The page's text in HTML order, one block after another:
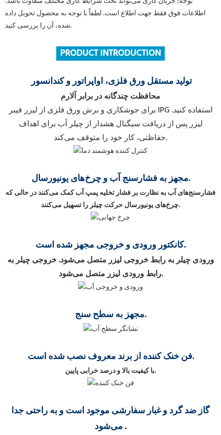
اطلاعات فوق فقط جهت اطلاع است. لطفاً با توجه به محصول تحویل داده
شده، آن را بررسی کنید.
PRODUCT INTRODUCTION
تولید مستقل ورق فلزی، اواپراتور و کندانسور
محافظت چندگانه در برابر آلارم
برای جوشکاری و برش ورق فلزی از لیزر فیبر IPG استفاده کنید.
لیزر پس از دریافت سیگنال هشدار از چیلر آب برای اهداف
حفاظتی، کار خود را متوقف می‌کند.
مجهز به فشارسنج آب و چرخ‌های یونیورسال.
فشارسنج‌های آب به نظارت بر فشار تخلیه پمپ آب کمک می‌کنند در حالی که
چرخ‌های یونیورسال حرکت چیلر را تسهیل می‌کنند.
کانکتور ورودی و خروجی مجهز شده است.
ورودی چیلر به رابط خروجی لیزر متصل می‌شود. خروجی چیلر به
رابط ورودی لیزر متصل می‌شود.
مجهز به سطح سنج.
فن خنک کننده از برند معروف نصب شده است.
با کیفیت بالا و درصد خرابی پایین.
گاز ضد گرد و غبار سفارشی موجود است و به راحتی جدا
می‌شود.